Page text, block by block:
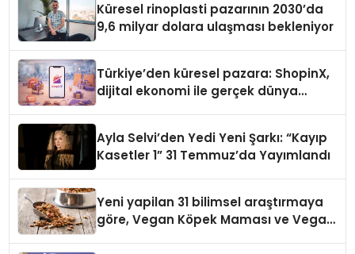
Küresel rinoplasti pazarının 2030’da
9,6 milyar dolara ulaşması bekleniyor
Türkiye’den küresel pazara: ShopinX,
dijital ekonomi ile gerçek dünya
Ayla Selvi’den Yedi Yeni Şarkı: “Kayıp
Kasetler 1” 31 Temmuz’da Yayımlandı
Yeni yapilan 31 bilimsel araştırmaya
göre, Vegan Köpek Maması ve Vegan